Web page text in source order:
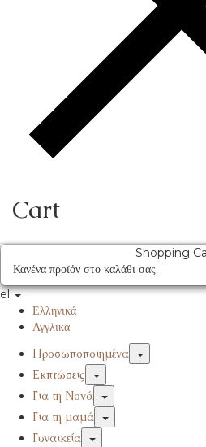
Cart
Shopping
Κανένα προϊόν στο καλάθι σας.
el
Ελληνικά
Αγγλικά
Προσωποποιημένα
Εκπτώσεις
Για τη Νονά
Για τη μαμά
Γυναικεία